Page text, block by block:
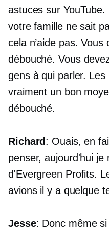
astuces sur
votre famille ne sait
cela n’aide pas.
débouché. Vous
gens à qui parler.
vraiment un bon
débouché.
Richard: Ouais, en
penser, aujourd'hui
d'Evergreen Profits.
avions il y a quelque
Jesse: Donc même